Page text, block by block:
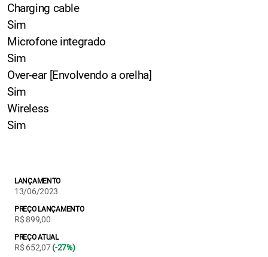
LANÇAMENTO
13/06/2023
PREÇO LANÇAMENTO
R$ 899,00
PREÇO ATUAL
R$ 652,07(-27%)
Charging cable
Sim
Microfone integrado
Sim
Over-ear [Envolvendo a orelha]
Sim
Wireless
Sim